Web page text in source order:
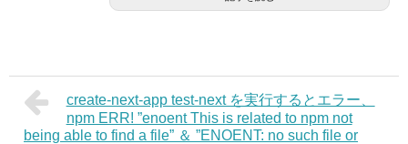
create-next-app test-next を実行するとエラー、
npm ERR! ”enoent This is related to npm not
being able to find a file” ＆ ”ENOENT: no such file or